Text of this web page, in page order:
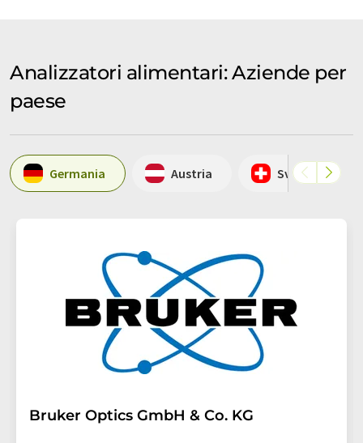
Analizzatori alimentari: Aziende per
paese
Germania Austria Svizzera
Bruker Optics GmbH & Co. KG